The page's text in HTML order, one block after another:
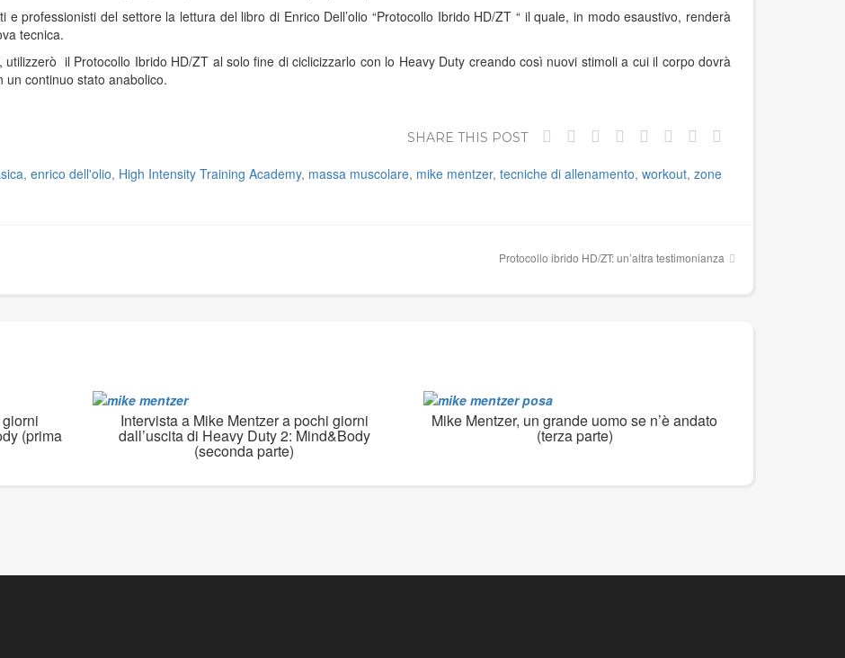
e professionisti del settore la lettura del libro di Enrico Dell’olio “Protocollo Ibrido HD/ZT “ il quale, in modo esaustivo, renderà
tecnica.
il Protocollo Ibrido HD/ZT al solo fine di ciclicizzarlo con lo Heavy Duty creando così nuovi stimoli a cui il corpo dovrà
continuo stato anabolico.
SHARE THIS POST
, enrico dell'olio, High Intensity Training Academy, massa muscolare, mike mentzer, tecniche di allenamento, workout, zone
Protocollo ibrido HD/ZT: un’altra testimonianza
(prima
Intervista a Mike Mentzer a pochi giorni
dall’uscita di Heavy Duty 2: Mind&Body
(seconda parte)
Mike Mentzer, un grande uomo se n’è andato
(terza parte)